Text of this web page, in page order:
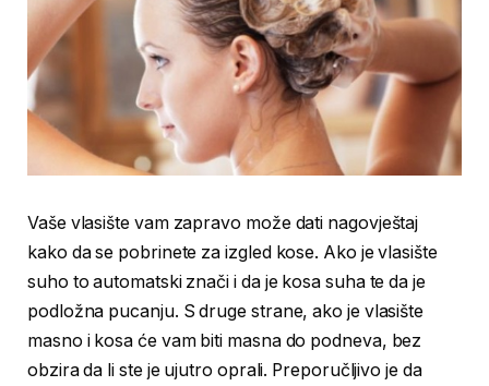
Vaše vlasište vam zapravo može dati nagovještaj
kako da se pobrinete za izgled kose. Ako je vlasište
suho to automatski znači i da je kosa suha te da je
podložna pucanju. S druge strane, ako je vlasište
masno i kosa će vam biti masna do podneva, bez
obzira da li ste je ujutro oprali. Preporučljivo je da